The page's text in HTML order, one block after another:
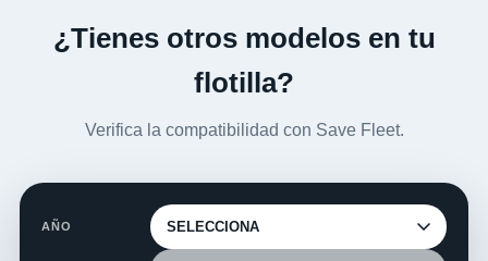
¿Tienes otros modelos en tu
flotilla?
Verifica la compatibilidad con Save Fleet.
AÑO